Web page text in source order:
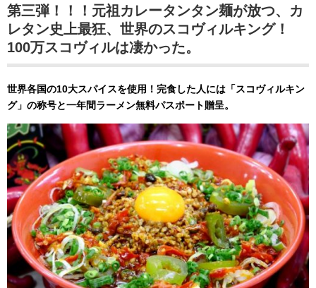
第三弾！！！元祖カレータンタン麺が放つ、カ
レタン史上最狂、世界のスコヴィルキング！
100万スコヴィルは凄かった。
世界各国の10大スパイスを使用！完食した人には「スコヴィルキン
グ」の称号と一年間ラーメン無料パスポート贈呈。